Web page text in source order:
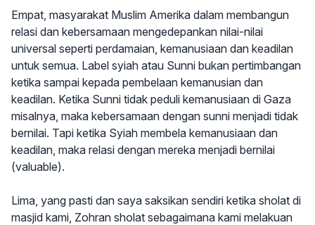
Empat, masyarakat Muslim Amerika dalam membangun
relasi dan kebersamaan mengedepankan nilai-nilai
universal seperti perdamaian, kemanusiaan dan keadilan
untuk semua. Label syiah atau Sunni bukan pertimbangan
ketika sampai kepada pembelaan kemanusian dan
keadilan. Ketika Sunni tidak peduli kemanusiaan di Gaza
misalnya, maka kebersamaan dengan sunni menjadi tidak
bernilai. Tapi ketika Syiah membela kemanusiaan dan
keadilan, maka relasi dengan mereka menjadi bernilai
(valuable).
Lima, yang pasti dan saya saksikan sendiri ketika sholat di
masjid kami, Zohran sholat sebagaimana kami melakuan